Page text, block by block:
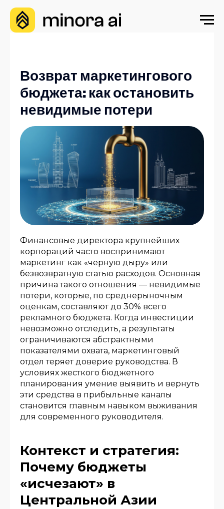
Возврат маркетингового
бюджета: как остановить
невидимые потери
Финансовые директора крупнейших
корпораций часто воспринимают
маркетинг как «черную дыру» или
безвозвратную статью расходов. Основная
причина такого отношения — невидимые
потери, которые, по среднерыночным
оценкам, составляют до 30% всего
рекламного бюджета. Когда инвестиции
невозможно отследить, а результаты
ограничиваются абстрактными
показателями охвата, маркетинговый
отдел теряет доверие руководства. В
условиях жесткого бюджетного
планирования умение выявить и вернуть
эти средства в прибыльные каналы
становится главным навыком выживания
для современного руководителя.
Контекст и стратегия:
Почему бюджеты
«исчезают» в
Центральной Азии